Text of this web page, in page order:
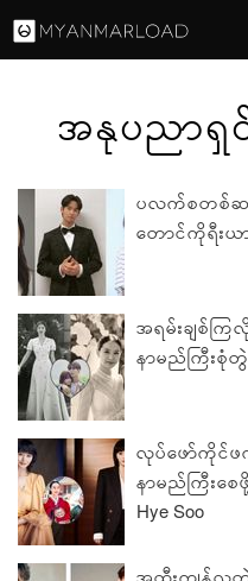
အနုပညာရှင်
ပလက်စတစ်ဆာ
တောင်ကိုရီးယာ
အရမ်းချစ်က
နာမည်ကြီးစုံ
လုပ်ဖော်ကိုင်ဖ
နာမည်ကြီးစေ
Hye Soo
အထီးကျန်လှ